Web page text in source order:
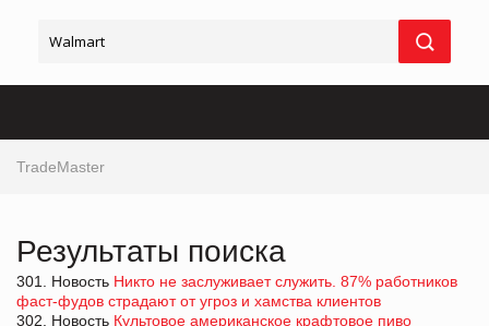
TradeMaster
Результаты поиска
301. Новость Никто не заслуживает служить. 87% работников
фаст-фудов страдают от угроз и хамства клиентов
302. Новость Культовое американское крафтовое пиво